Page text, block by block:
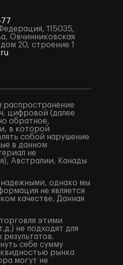
115035,
Овчинниковская
20, строение 1
распространение
цифровой (далее
обратное,
в которой
собой нарушение
в данном
не
Австралии, Канады
надежными, однако мы
не является
качестве. Данная
этими
не подходят для
себе сумму
рынка
могут не